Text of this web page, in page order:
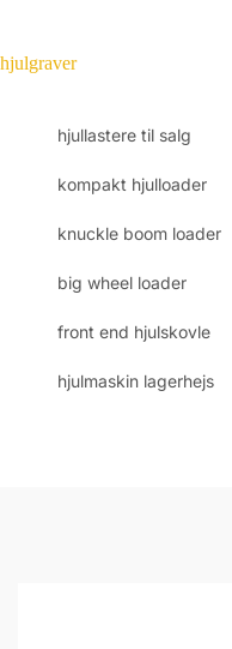
hjulgraver
hjullastere til salg
kompakt hjulloader
knuckle boom loader
big wheel loader
front end hjulskovle
hjulmaskin lagerhejs